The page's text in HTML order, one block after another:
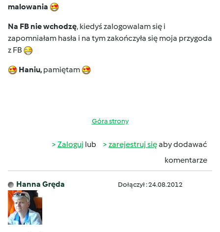
malowania
Na FB nie wchodzę, kiedyś zalogowalam się i
zapomniałam hasła i na tym zakończyła się moja przygoda
z FB
Haniu, pamiętam
Góra strony
Zaloguj lub zarejestruj sięaby dodawać
komentarze
Hanna Gręda Dołączył : 24.08.2012